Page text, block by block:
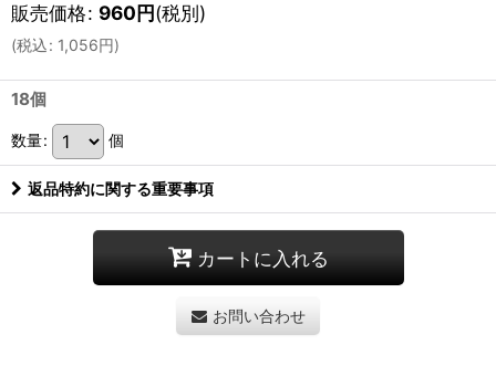
販売価格: 960円(税別)
(税込: 1,056円)
18個
数量: 個
返品特約に関する重要事項
カートに入れる
お問い合わせ